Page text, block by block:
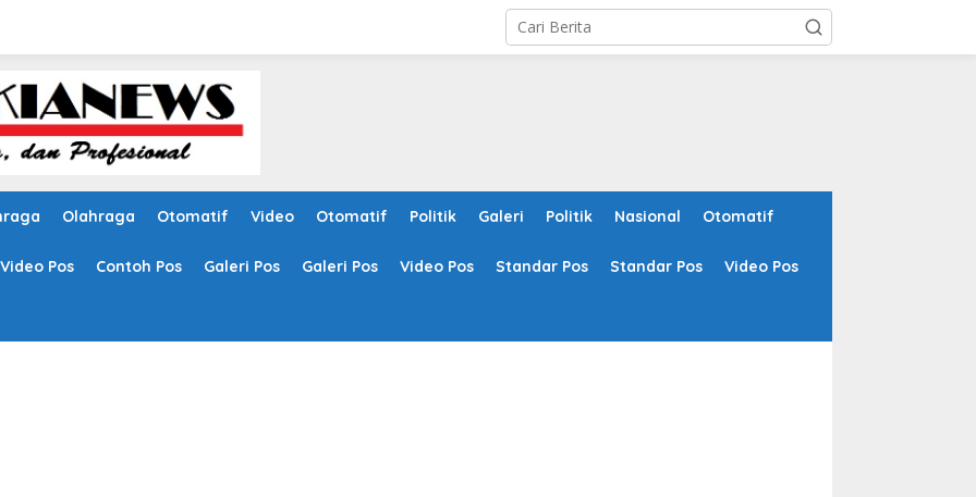
Olahraga Otomatif Video Otomatif Politik Galeri Politik Nasional Otomatif
Video Pos Contoh Pos Galeri Pos Galeri Pos Video Pos Standar Pos Standar Pos Video Pos